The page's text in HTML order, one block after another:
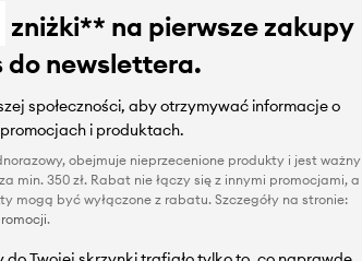
zniżki** na pierwsze zakupy
do newslettera.
społeczności, aby otrzymywać informacje o
i produktach.
obejmuje nieprzecenione produkty i jest ważny
min. 350 zł. Rabat nie łączy się z innymi promocjami, a
mogą być wyłączone z rabatu. Szczegóły na stronie:
.